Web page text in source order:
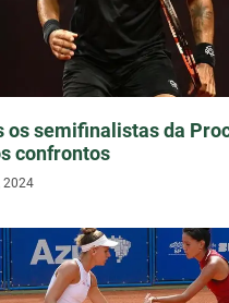
os semifinalistas da
confrontos
2024